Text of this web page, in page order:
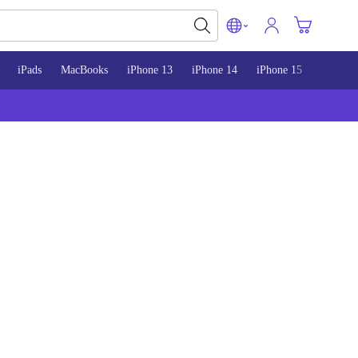
iPads MacBooks iPhone 13 iPhone 14 iPhone 15